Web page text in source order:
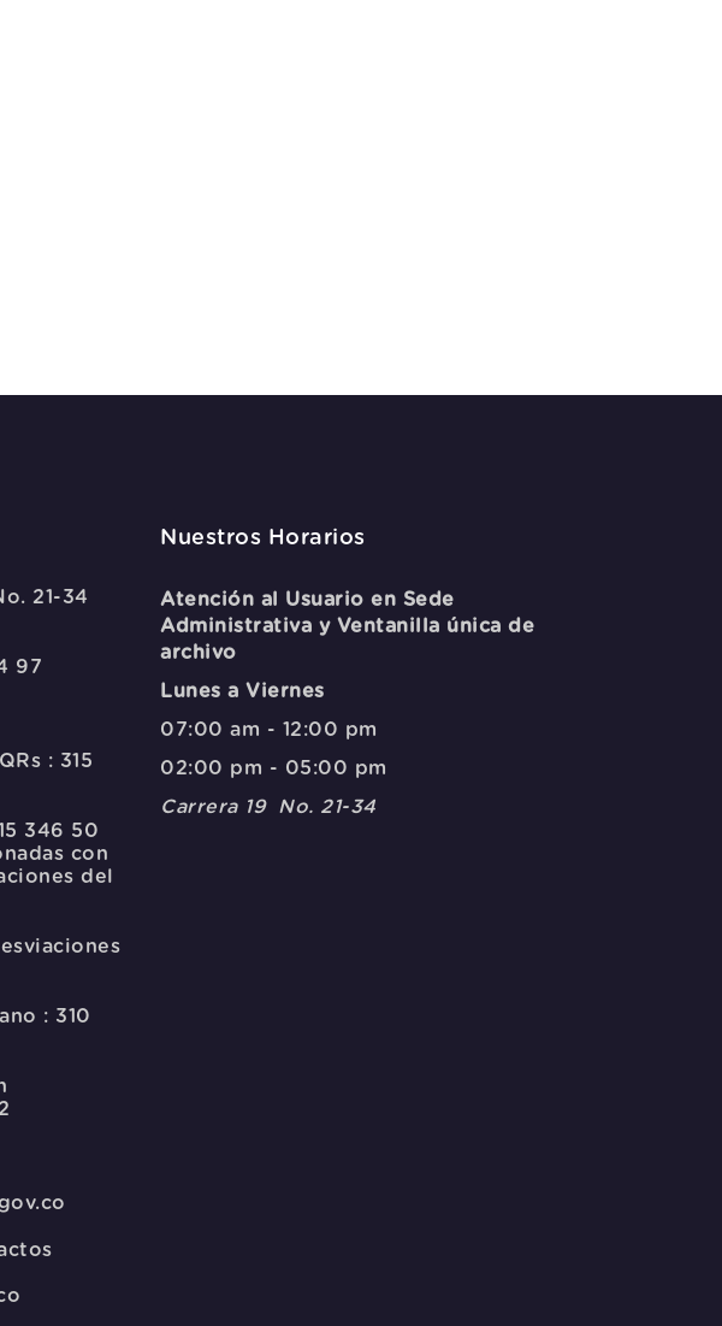
21-34
97
: 315
346 50
con
del
: 310
Nuestros Horarios
Atención al Usuario en Sede
Administrativa y Ventanilla única de
archivo
Lunes a Viernes
07:00 am - 12:00 pm
02:00 pm - 05:00 pm
Carrera 19 No. 21-34